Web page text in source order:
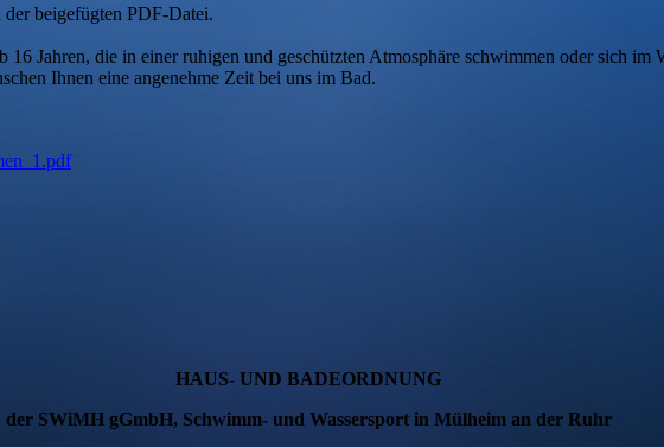
beigefügten PDF-Datei.
16 Jahren, die in einer ruhigen und geschützten Atmosphäre schwimmen oder sich im
Ihnen eine angenehme Zeit bei uns im Bad.
HAUS- UND BADEORDNUNG
der SWiMH gGmbH, Schwimm- und Wassersport in Mülheim an der Ruhr